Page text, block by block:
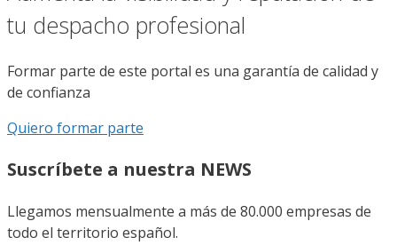
tu despacho profesional
Formar parte de este portal es una garantía de calidad y
de confianza
Quiero formar parte
Suscríbete a nuestra NEWS
Llegamos mensualmente a más de 80.000 empresas de
todo el territorio español.